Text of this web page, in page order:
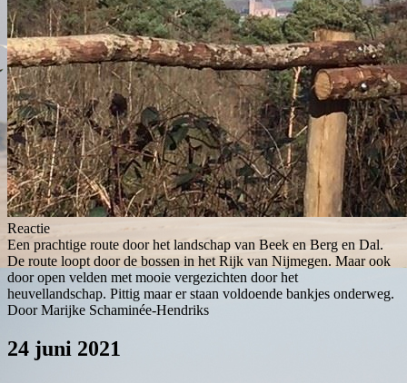
Reactie
Een prachtige route door het landschap van Beek en Berg en Dal.
De route loopt door de bossen in het Rijk van Nijmegen. Maar ook
door open velden met mooie vergezichten door het
heuvellandschap. Pittig maar er staan voldoende bankjes onderweg.
Door Marijke Schaminée-Hendriks
24 juni 2021